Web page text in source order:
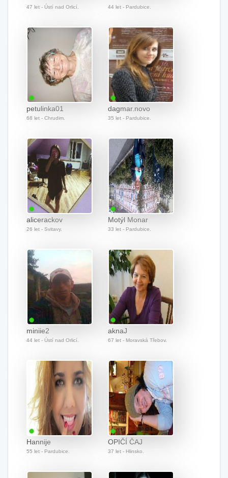
47 let - Ústí nad Orlicí. 44 let - Pardubice.
petulinka01
68 let - Chrudim.
dagmar.novo
35 let - Pardubice.
alicerackov
26 let - Svitavy.
Motýl Monar
33 let - Pardubice.
miniie2
44 let - Ústí nad Orlicí.
aknaJ
67 let - Moravská Třebov.
Hannije
55 let - Pardubice.
OPIČÍ ČAJ
37 let - Hlinsko.